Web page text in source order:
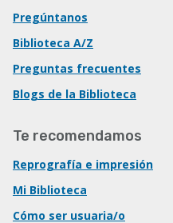
Pregúntanos
Biblioteca A/Z
Preguntas frecuentes
Blogs de la Biblioteca
Te recomendamos
Reprografía e impresión
Mi Biblioteca
Cómo ser usuaria/o